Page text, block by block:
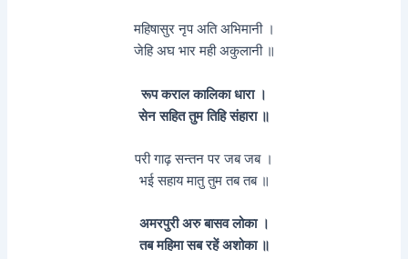
महिषासुर नृप अति अभिमानी ।
जेहि अघ भार मही अकुलानी ॥
रूप कराल कालिका धारा ।
सेन सहित तुम तिहि संहारा ॥
परी गाढ़ सन्तन पर जब जब ।
भई सहाय मातु तुम तब तब ॥
अमरपुरी अरु बासव लोका ।
तब महिमा सब रहें अशोका ॥